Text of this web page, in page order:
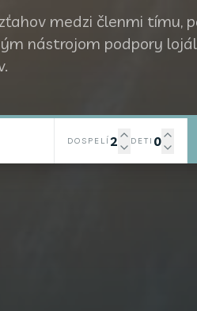
medzi členmi tímu,
nástrojom podpory
DOSPELÍ2 DETI 0